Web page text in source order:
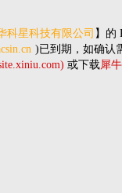
科星科技有限公司 】的
)已到期，如确认
或下载犀